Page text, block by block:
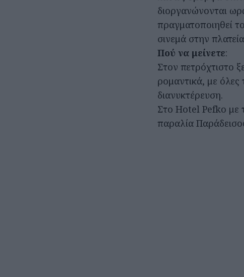
διοργανώνονται
πραγματοποιηθεί το
σινεμά στην
Πού να μείνετε:
Στον πετρόχτιστο
ρομαντικά, με όλες
διανυκτέρευση.
Στο Hotel Pefko με
παραλία